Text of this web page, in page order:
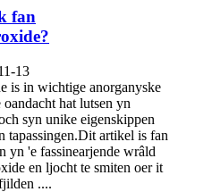
fan
13
is in wichtige anorganyske
hat lutsen yn
syn unike eigenskippen
tapassingen.Dit artikel is fan
yn 'e fassinearjende wrâld
en ljocht te smiten oer it
....